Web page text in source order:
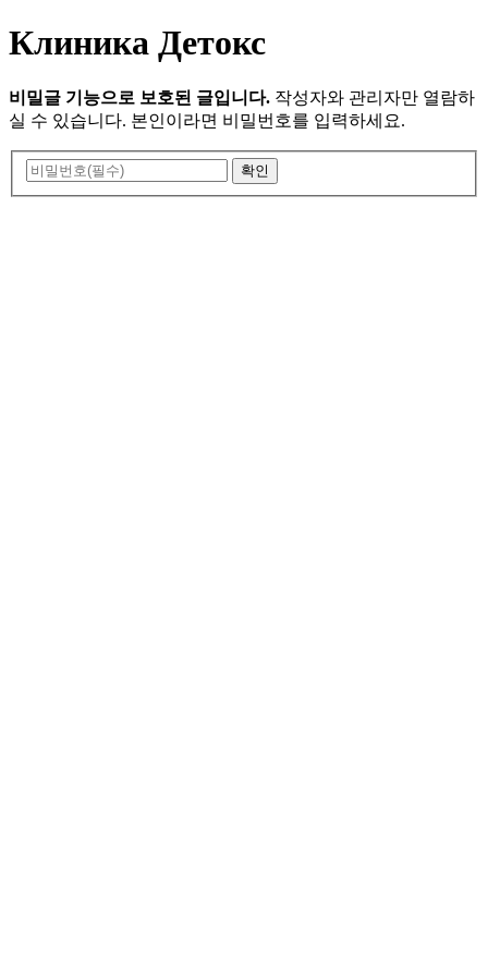
Клиника Детокс
비밀글 기능으로 보호된 글입니다. 작성자와 관리자만 열람하
실 수 있습니다. 본인이라면 비밀번호를 입력하세요.